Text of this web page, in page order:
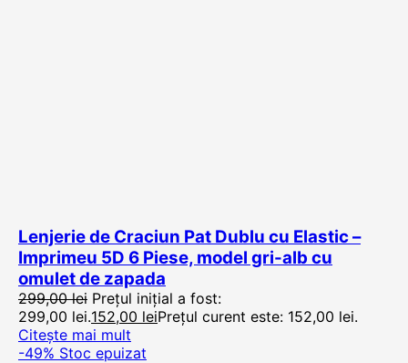
Lenjerie de Craciun Pat Dublu cu Elastic –
Imprimeu 5D 6 Piese, model gri-alb cu
omulet de zapada
299,00lei Prețul inițial a fost:
299,00 lei.152,00 leiPrețul curent este: 152,00 lei.
Citește mai mult
-49% Stoc epuizat